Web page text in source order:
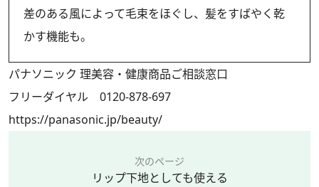
差のある風によって毛束をほぐし、髪をすばやく乾
かす機能も。
パナソニック 理美容・健康商品ご相談窓口
フリーダイヤル 0120-878-697
https://panasonic.jp/beauty/
次のページ
リップ下地としても使える